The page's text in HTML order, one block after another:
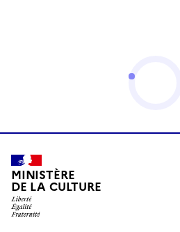
MINISTÈRE
DE LA CULTURE